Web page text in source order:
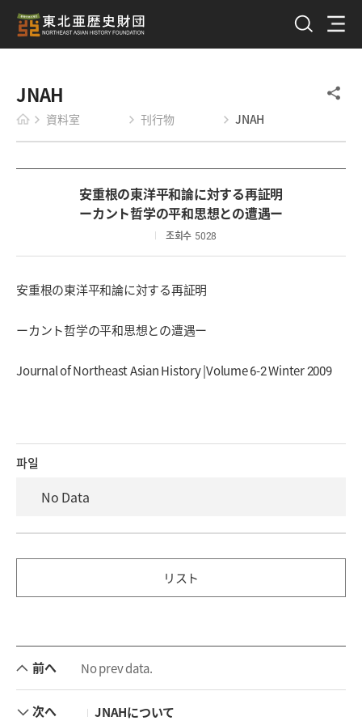
JNAH
資料室 刊行物 JNAH
安重根の東洋平和論に対する再証明
ーカント哲学の平和思想との遭遇ー
조회수 5028
安重根の東洋平和論に対する再証明
ーカント哲学の平和思想との遭遇ー
Journal of Northeast Asian History |Volume 6-2 Winter 2009
파일
No Data
リスト
前へ No prev data.
次へ JNAHについて